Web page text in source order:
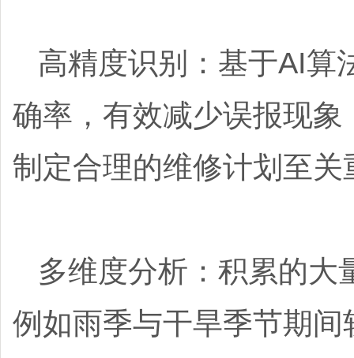
高精度识别：基于AI算
确率，有效减少误报现
制定合理的维修计划至关
多维度分析：积累的大
例如雨季与干旱季节期